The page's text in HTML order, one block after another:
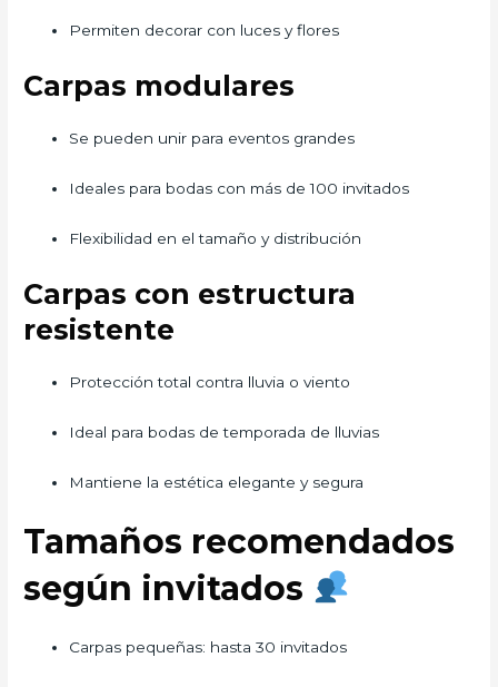
Permiten decorar con luces y flores
Carpas modulares
Se pueden unir para eventos grandes
Ideales para bodas con más de 100 invitados
Flexibilidad en el tamaño y distribución
Carpas con estructura
resistente
Protección total contra lluvia o viento
Ideal para bodas de temporada de lluvias
Mantiene la estética elegante y segura
Tamaños recomendados
según invitados
Carpas pequeñas: hasta 30 invitados